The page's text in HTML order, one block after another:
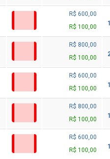
R$ 600,00
R$ 100,00
R$ 800,00
R$ 100,00
R$ 600,00
R$ 100,00
R$ 800,00
R$ 100,00
R$ 600,00
R$ 100,00